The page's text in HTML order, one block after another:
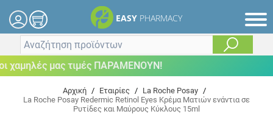
EASY PHARMACY
μας τιμές ΠΑΡΑΜΕΝΟΥΝ!
Αρχική / Εταιρίες / La Roche Posay /
La Roche Posay Redermic Retinol Eyes Κρέμα Ματιών ενάντια σε
Ρυτίδες και Μαύρους Κύκλους 15ml